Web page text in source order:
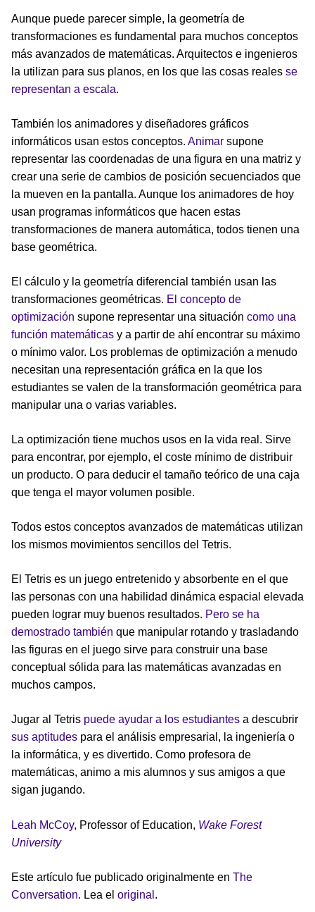
Aunque puede parecer simple, la geometría de
transformaciones es fundamental para muchos conceptos
más avanzados de matemáticas. Arquitectos e ingenieros
la utilizan para sus planos, en los que las cosas reales se
representan a escala.
También los animadores y diseñadores gráficos
informáticos usan estos conceptos. Animar supone
representar las coordenadas de una figura en una matriz y
crear una serie de cambios de posición secuenciados que
la mueven en la pantalla. Aunque los animadores de hoy
usan programas informáticos que hacen estas
transformaciones de manera automática, todos tienen una
base geométrica.
El cálculo y la geometría diferencial también usan las
transformaciones geométricas. El concepto de
optimización supone representar una situación como una
función matemáticas y a partir de ahí encontrar su máximo
o mínimo valor. Los problemas de optimización a menudo
necesitan una representación gráfica en la que los
estudiantes se valen de la transformación geométrica para
manipular una o varias variables.
La optimización tiene muchos usos en la vida real. Sirve
para encontrar, por ejemplo, el coste mínimo de distribuir
un producto. O para deducir el tamaño teórico de una caja
que tenga el mayor volumen posible.
Todos estos conceptos avanzados de matemáticas utilizan
los mismos movimientos sencillos del Tetris.
El Tetris es un juego entretenido y absorbente en el que
las personas con una habilidad dinámica espacial elevada
pueden lograr muy buenos resultados. Pero se ha
demostrado también que manipular rotando y trasladando
las figuras en el juego sirve para construir una base
conceptual sólida para las matemáticas avanzadas en
muchos campos.
Jugar al Tetris puede ayudar a los estudiantes a descubrir
sus aptitudes para el análisis empresarial, la ingeniería o
la informática, y es divertido. Como profesora de
matemáticas, animo a mis alumnos y sus amigos a que
sigan jugando.
Leah McCoy, Professor of Education, Wake Forest
University
Este artículo fue publicado originalmente en The
Conversation. Lea el original .